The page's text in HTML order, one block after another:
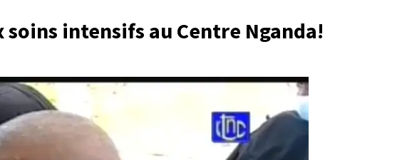
intensifs au Centre Nganda!